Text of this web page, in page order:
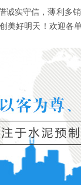
实守信，薄利多
好明天！欢迎